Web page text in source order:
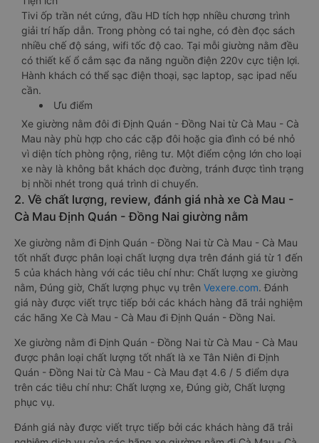
Tivi ốp trần nét cứng, đầu HD tích hợp nhiều chương trình
giải trí hấp dẫn. Trong phòng có tai nghe, có đèn đọc sách
nhiều chế độ sáng, wifi tốc độ cao. Tại mỗi giường nằm đều
có thiết kế ổ cắm sạc đa năng nguồn điện 220v cực tiện lợi.
Hành khách có thể sạc điện thoại, sạc laptop, sạc ipad nếu
cần.
Ưu điểm
Xe giường nằm đôi đi Định Quán - Đồng Nai từ Cà Mau - Cà
Mau này phù hợp cho các cặp đôi hoặc gia đình có bé nhỏ
vì diện tích phòng rộng, riêng tư. Một điểm cộng lớn cho loại
xe này là không bắt khách dọc đường, tránh được tình trạng
bị nhồi nhét trong quá trình di chuyển.
2. Về chất lượng, review, đánh giá nhà xe Cà Mau -
Cà Mau Định Quán - Đồng Nai giường nằm
Xe giường nằm đi Định Quán - Đồng Nai từ Cà Mau - Cà Mau
tốt nhất được phân loại chất lượng dựa trên đánh giá từ 1 đến
5 của khách hàng với các tiêu chí như: Chất lượng xe giường
nằm, Đúng giờ, Chất lượng phục vụ trên Vexere.com. Đánh
giá này được viết trực tiếp bởi các khách hàng đã trải nghiệm
các hãng Xe Cà Mau - Cà Mau đi Định Quán - Đồng Nai.
Xe giường nằm đi Định Quán - Đồng Nai từ Cà Mau - Cà Mau
được phân loại chất lượng tốt nhất là xe Tân Niên đi Định
Quán - Đồng Nai từ Cà Mau - Cà Mau đạt 4.6 / 5 điểm dựa
trên các tiêu chí như: Chất lượng xe, Đúng giờ, Chất lượng
phục vụ.
Đánh giá này được viết trực tiếp bởi các khách hàng đã trải